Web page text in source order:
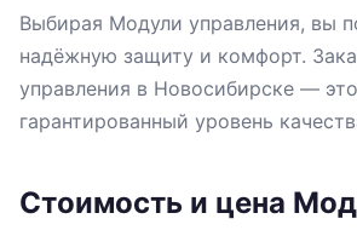
Выбирая Модули управления, вы
надёжную защиту и комфорт.
управления в Новосибирске — это
гарантированный уровень
Стоимость и цена